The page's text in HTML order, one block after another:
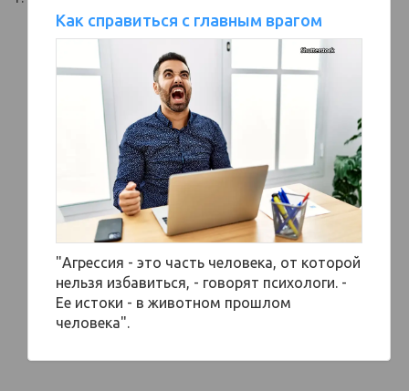
Как справиться с главным врагом
"Агрессия - это часть человека, от которой
нельзя избавиться, - говорят психологи. -
Ее истоки - в животном прошлом
человека".